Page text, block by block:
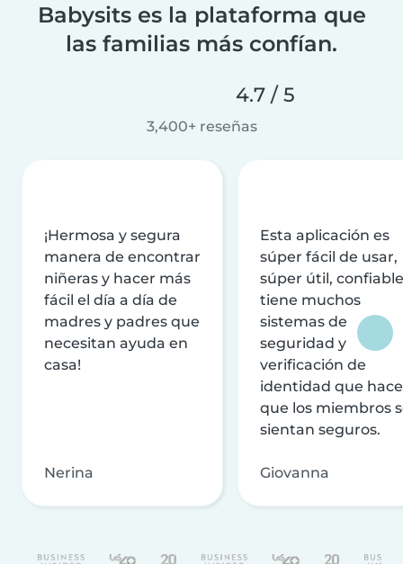
Babysits es la plataforma que
las familias más confían.
4.7 / 5
3,400+ reseñas
¡Hermosa y segura
manera de encontrar
niñeras y hacer más
fácil el día a día de
madres y padres que
necesitan ayuda en
casa!
Nerina
Esta aplicación es
súper fácil de usar,
súper útil,
tiene muchos
sistemas de
seguridad y
verificación de
identidad que
que los miembros
sientan seguros.
Giovanna